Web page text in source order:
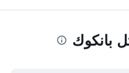
بانكوك